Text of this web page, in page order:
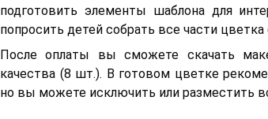
подготовить элементы шаблона для
попросить детей собрать все части цветка
После оплаты вы сможете скачать
качества (8 шт.). В готовом цветке
но вы можете исключить или разместить